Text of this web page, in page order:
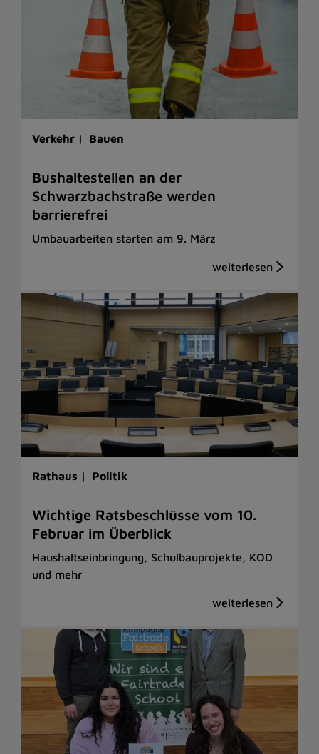
Verkehr | Bauen
Bushaltestellen an der
Schwarzbachstraße werden
barrierefrei
Umbauarbeiten starten am 9. März
Rathaus | Politik
Wichtige Ratsbeschlüsse vom 10.
Februar im Überblick
Haushaltseinbringung, Schulbauprojekte, KOD
und mehr